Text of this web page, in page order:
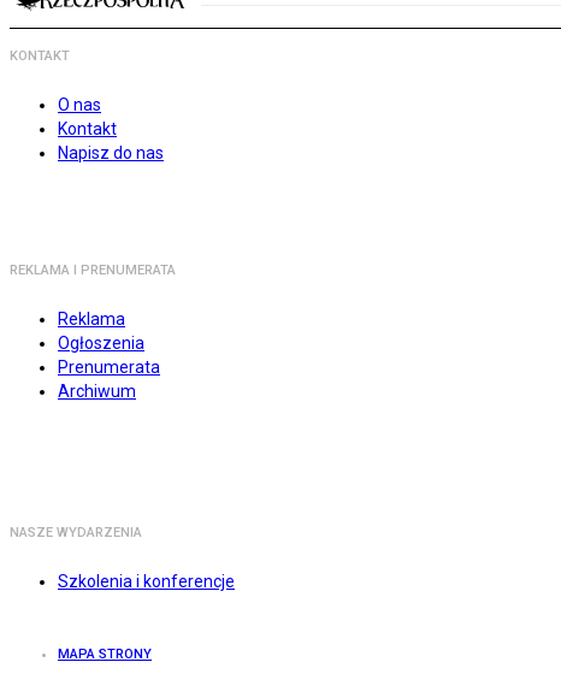
KONTAKT
O nas
Kontakt
Napisz do nas
REKLAMA I PRENUMERATA
Reklama
Ogłoszenia
Prenumerata
Archiwum
NASZE WYDARZENIA
Szkolenia i konferencje
MAPA STRONY